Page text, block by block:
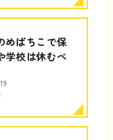
めばちこで保
学校は休むべ